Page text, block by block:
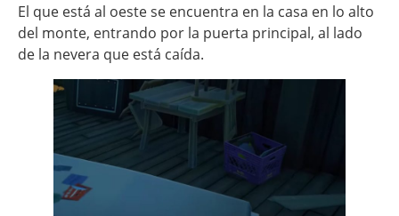
El que está al oeste se encuentra en la casa en lo alto
del monte, entrando por la puerta principal, al lado
de la nevera que está caída.